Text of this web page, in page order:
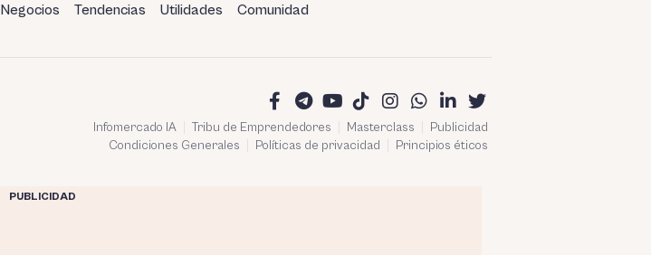
Negocios Tendencias Utilidades Comunidad
Infomercado IA Tribu de Emprendedores Masterclass
Publicidad
Condiciones Generales
Políticas de privacidad Principios éticos
PUBLICIDAD